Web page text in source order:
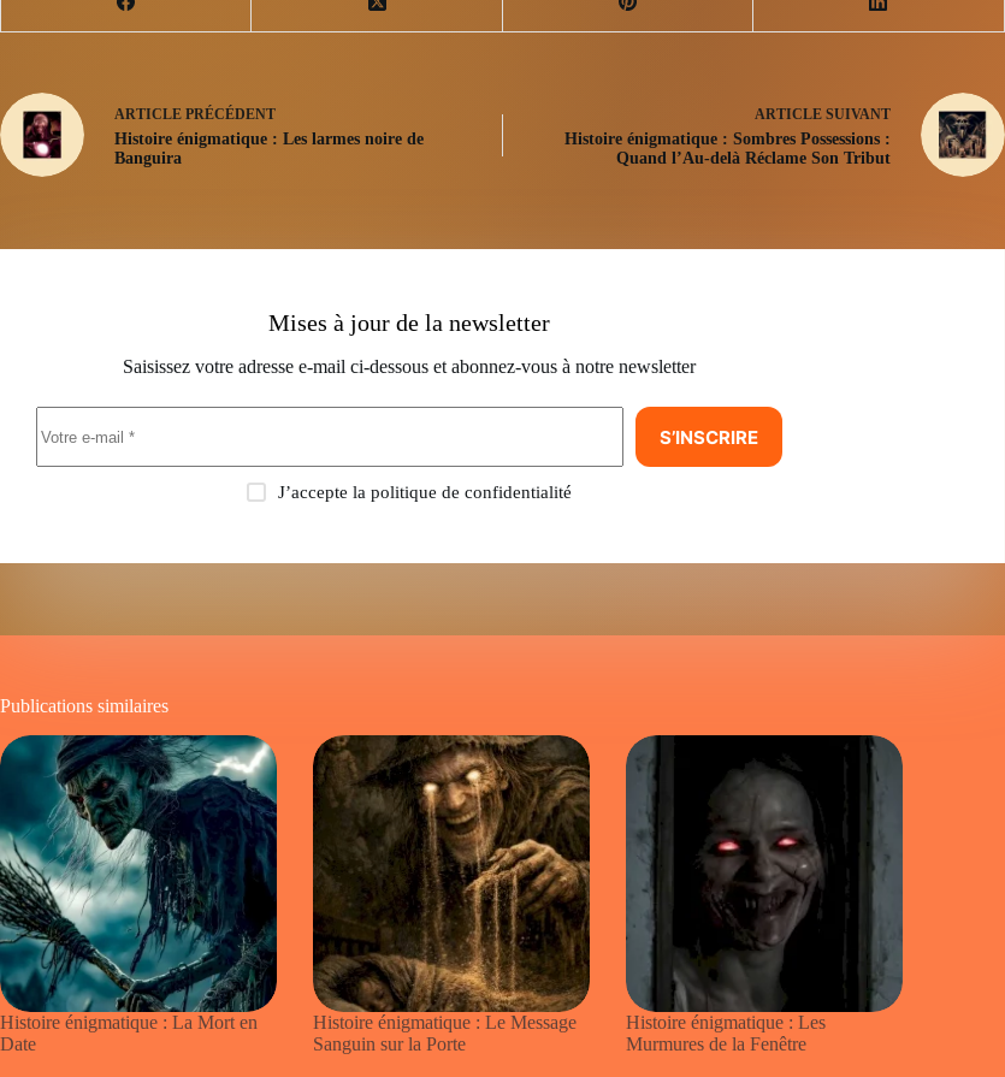
ARTICLE PRÉCÉDENT
Histoire énigmatique : Les larmes noire de
Banguira
ARTICLESUIVANT
Histoire énigmatique : Sombres Possessions :
Quand l’Au-delà Réclame Son Tribut
Mises à jour de la newsletter
Saisissez votre adresse e-mail ci-dessous et abonnez-vous à notre newsletter
S’INSCRIRE
J’accepte la politique de confidentialité
Publications similaires
Histoire énigmatique : La Mort en
Date
Histoire énigmatique : Le Message
Sanguin sur la Porte
Histoire énigmatique : Les
Murmures de la Fenêtre